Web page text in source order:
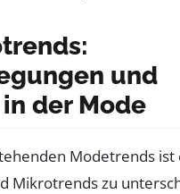
und
der Mode
Modetrends ist
Mikrotrends zu